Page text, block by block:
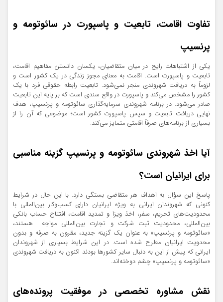
تفاوت اقامت، تابعیت و پاسپورت در سائوتومه و
پرنسیپ
یکی از اشتباهات رایج در میان متقاضیان، یکسان دانستن مفاهیم اقامت،
تابعیت و پاسپورت است. اقامت به معنای مجوز زندگی در یک کشور است و
لزوماً به دریافت شهروندی منجر نمی‌شود. تابعیت رابطه حقوقی فرد با یک
کشور را مشخص می‌کند و پاسپورت در واقع سندی است که بر پایه این تابعیت
صادر می‌شود. در برنامه شهروندی سرمایه‌گذاری سائوتومه و پرنسیپ، هدف
نهایی دریافت تابعیت و سپس پاسپورت کشور است؛ موضوعی که آن را از
بسیاری از برنامه‌های صرفاً اقامتی متمایز می‌کند.
آیا اخذ شهروندی سائوتومه و پرنسیپ گزینه مناسبی
برای ایرانیان است؟
پاسخ این سؤال به اهداف هر متقاضی بستگی دارد. با این حال در شرایط
کنونی که شهروندان ایرانی به ویژه ایرانیان دارای کسب‌وکار بین‌المللی با
محدودیت‌های تحریم، سفر، اخذ ویزا و تمدید اقامت، افتتاح حساب بانکی
بین‌المللی، محدودیت ثبت شرکت و تجارت بین‌المللی مواجه هستند،
«سائوتومه و پرنسیپ» به عنوان یک گزینه جدید، مقرون به صرفه و بدون
محدویت‌ ایرانیان مطرح شده است. در این شرایط بسیاری از شهروندان
ایرانی که پیش از این به دنبال سایر کشورها بودند اکنون به دریافت شهروندی
«سائوتومه و پرنسیپ» چشم دوخته‌اند.
نقش مشاوره تخصصی در موفقیت پرونده‌های